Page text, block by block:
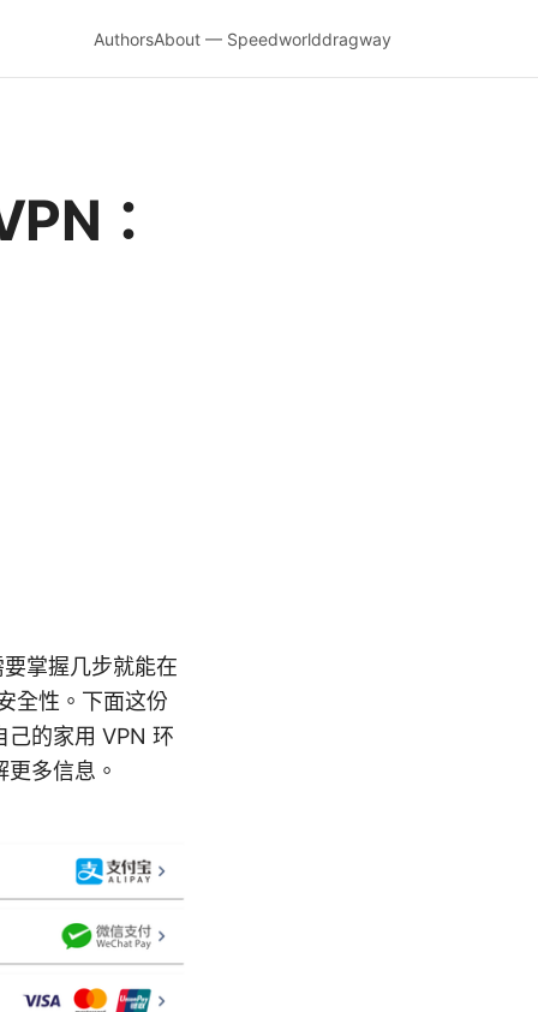
AuthorsAbout — Speedworlddragway
：
掌握几步就能在
全性。下面这份
己的家用 VPN 环
多信息。